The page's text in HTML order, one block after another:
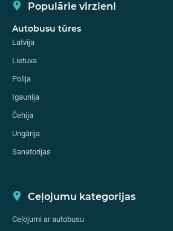
Populārie virzieni
Autobusu tūres
Latvija
Lietuva
Polija
Igaunija
Čehija
Ungārija
Sanatorijas
Ceļojumu kategorijas
Ceļojumi ar autobusu